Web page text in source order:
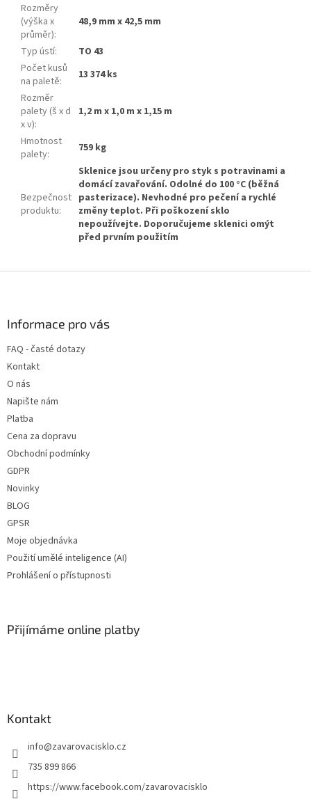
Rozměry
(výška x
průměr):
48,9 mm x 42,5 mm
Typ ústí:
TO 43
Počet kusů
na paletě:
13 374 ks
Rozměr
palety (š x d
x v):
1,2 m x 1,0 m x 1,15 m
Hmotnost
palety: 759 kg
Bezpečnost
produktu:
Sklenice jsou určeny pro styk s potravinami a
domácí zavařování. Odolné do 100 °C (běžná
pasterizace). Nevhodné pro pečení a rychlé
změny teplot. Při poškození sklo
nepoužívejte. Doporučujeme sklenici omýt
před prvním použitím
Informace pro vás
FAQ - časté dotazy
Kontakt
O nás
Napište nám
Platba
Cena za dopravu
Obchodní podmínky
GDPR
Novinky
BLOG
GPSR
Moje objednávka
Použití umělé inteligence (AI)
Prohlášení o přístupnosti
Přijímáme online platby
Kontakt
info@zavarovacisklo.cz
735 899 866
https://www.facebook.com/zavarovacisklo